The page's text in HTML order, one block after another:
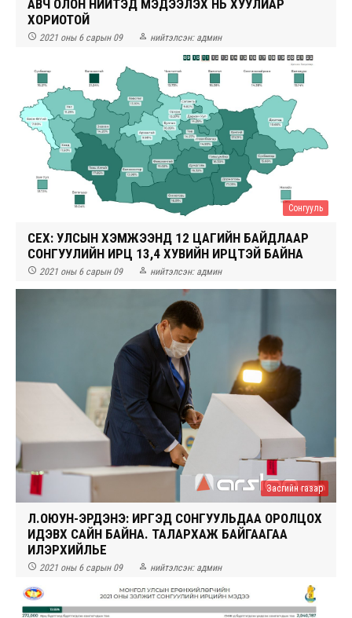
АВЧ ОЛОН НИЙТЭД МЭДЭЭЛЭХ НЬ ХУУЛИАР
ХОРИОТОЙ
 2021 оны 6 сарын 09  нийтэлсэн: админ
Сонгууль
СЕХ: УЛСЫН ХЭМЖЭЭНД 12 ЦАГИЙН БАЙДЛААР
СОНГУУЛИЙН ИРЦ 13,4 ХУВИЙН ИРЦТЭЙ БАЙНА
 2021 оны 6 сарын 09  нийтэлсэн: админ
Засгийн газар
Л.ОЮУН-ЭРДЭНЭ: ИРГЭД СОНГУУЛЬДАА ОРОЛЦОХ
ИДЭВХ САЙН БАЙНА. ТАЛАРХАЖ БАЙГААГАА
ИЛЭРХИЙЛЬЕ
 2021 оны 6 сарын 09  нийтэлсэн: админ